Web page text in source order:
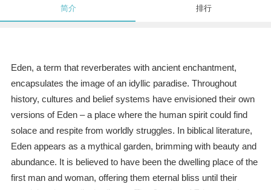
简介 排行
Eden, a term that reverberates with ancient enchantment,
encapsulates the image of an idyllic paradise. Throughout
history, cultures and belief systems have envisioned their own
versions of Eden – a place where the human spirit could find
solace and respite from worldly struggles. In biblical literature,
Eden appears as a mythical garden, brimming with beauty and
abundance. It is believed to have been the dwelling place of the
first man and woman, offering them eternal bliss until their